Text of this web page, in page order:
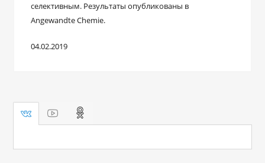
селективным. Результаты опубликованы в
Angewandte Chemie.
04.02.2019